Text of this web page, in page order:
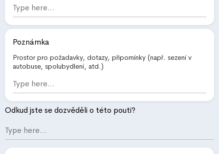
Poznámka
Prostor pro požadavky, dotazy, připomínky (např. sezení v
autobuse, spolubydlení, atd.)
Odkud jste se dozvěděli o této pouti?